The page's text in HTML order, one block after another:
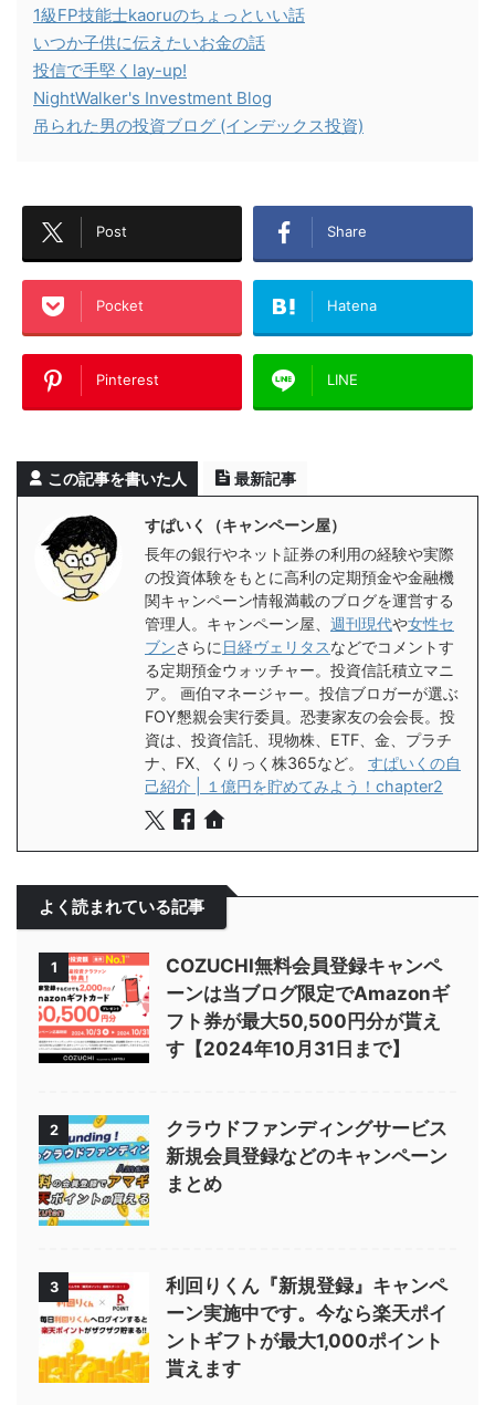
1級FP技能士kaoruのちょっといい話
いつか子供に伝えたいお金の話
投信で手堅くlay-up!
NightWalker's Investment Blog
吊られた男の投資ブログ (インデックス投資)
Post Share
Pocket Hatena
Pinterest LINE
この記事を書いた人 最新記事
すぱいく（キャンペーン屋）
長年の銀行やネット証券の利用の経験や実際
の投資体験をもとに高利の定期預金や金融機
関キャンペーン情報満載のブログを運営する
管理人。キャンペーン屋、 週刊現代や女性セ
ブンさらに 日経ヴェリタスなどでコメントす
る定期預金ウォッチャー。投資信託積立マニ
ア。 画伯マネージャー。投信ブロガーが選ぶ
FOY懇親会実行委員。恐妻家友の会会長。投
資は、投資信託、現物株、ETF、金、プラチ
ナ、FX、くりっく株365など。 すぱいくの自
己紹介 | １億円を貯めてみよう！chapter2
よく読まれている記事
1
COZUCHI無料会員登録キャンペ
ーンは当ブログ限定でAmazonギ
フト券が最大50,500円分が貰え
す【2024年10月31日まで】
2
クラウドファンディングサービス
新規会員登録などのキャンペーン
まとめ
3
利回りくん『新規登録』キャンペ
ーン実施中です。今なら楽天ポイ
ントギフトが最大1,000ポイント
貰えます